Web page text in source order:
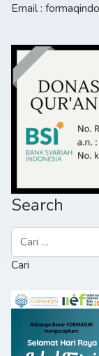
Email :
Search
Cari
untuk: